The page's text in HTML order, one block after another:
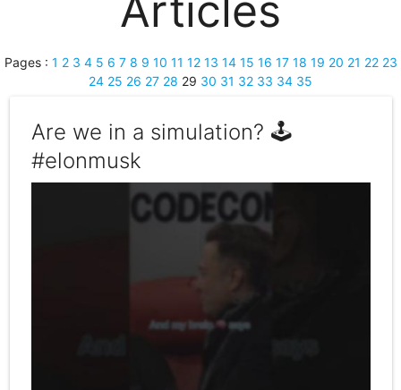
Articles
Pages : 1 2 3 4 5 6 7 8 9 10 11 12 13 14 15 16 17 18 19 20 21 22 23
24 25 26 27 28 29 30 31 32 33 34 35
Are we in a simulation? 🕹
#elonmusk